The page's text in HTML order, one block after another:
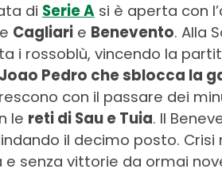
di Serie A si è aperta con
Cagliari e Benevento. Alla
i rossoblù, vincendo la
Joao Pedro che sblocca la
con il passare dei
le reti di Sau e Tuia. Il
il decimo posto.
e senza vittorie da ormai